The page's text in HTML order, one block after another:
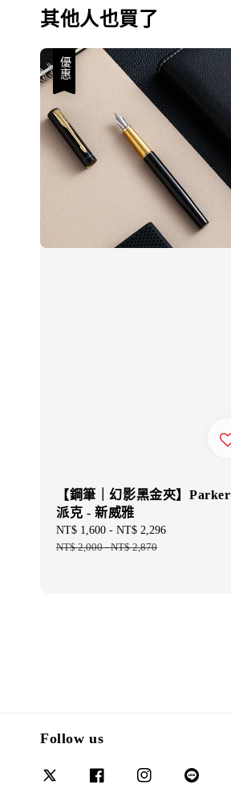
其他人也買了
優惠
【鋼筆｜幻影黑金夾】Parker
派克 - 新威雅
Sale
price
NT$ 1,600 - NT$ 2,296
NT$ 2,000-NT$ 2,870
Follow us